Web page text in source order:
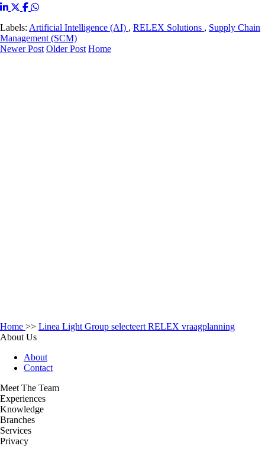
Labels: Artificial Intelligence (AI) , RELEX Solutions , Supply Chain
Management (SCM)
Newer Post Older Post Home
Home >> Linea Light Group selecteert RELEX vraagplanning
About Us
About
Contact
Meet The Team
Experiences
Knowledge
Branches
Services
Privacy